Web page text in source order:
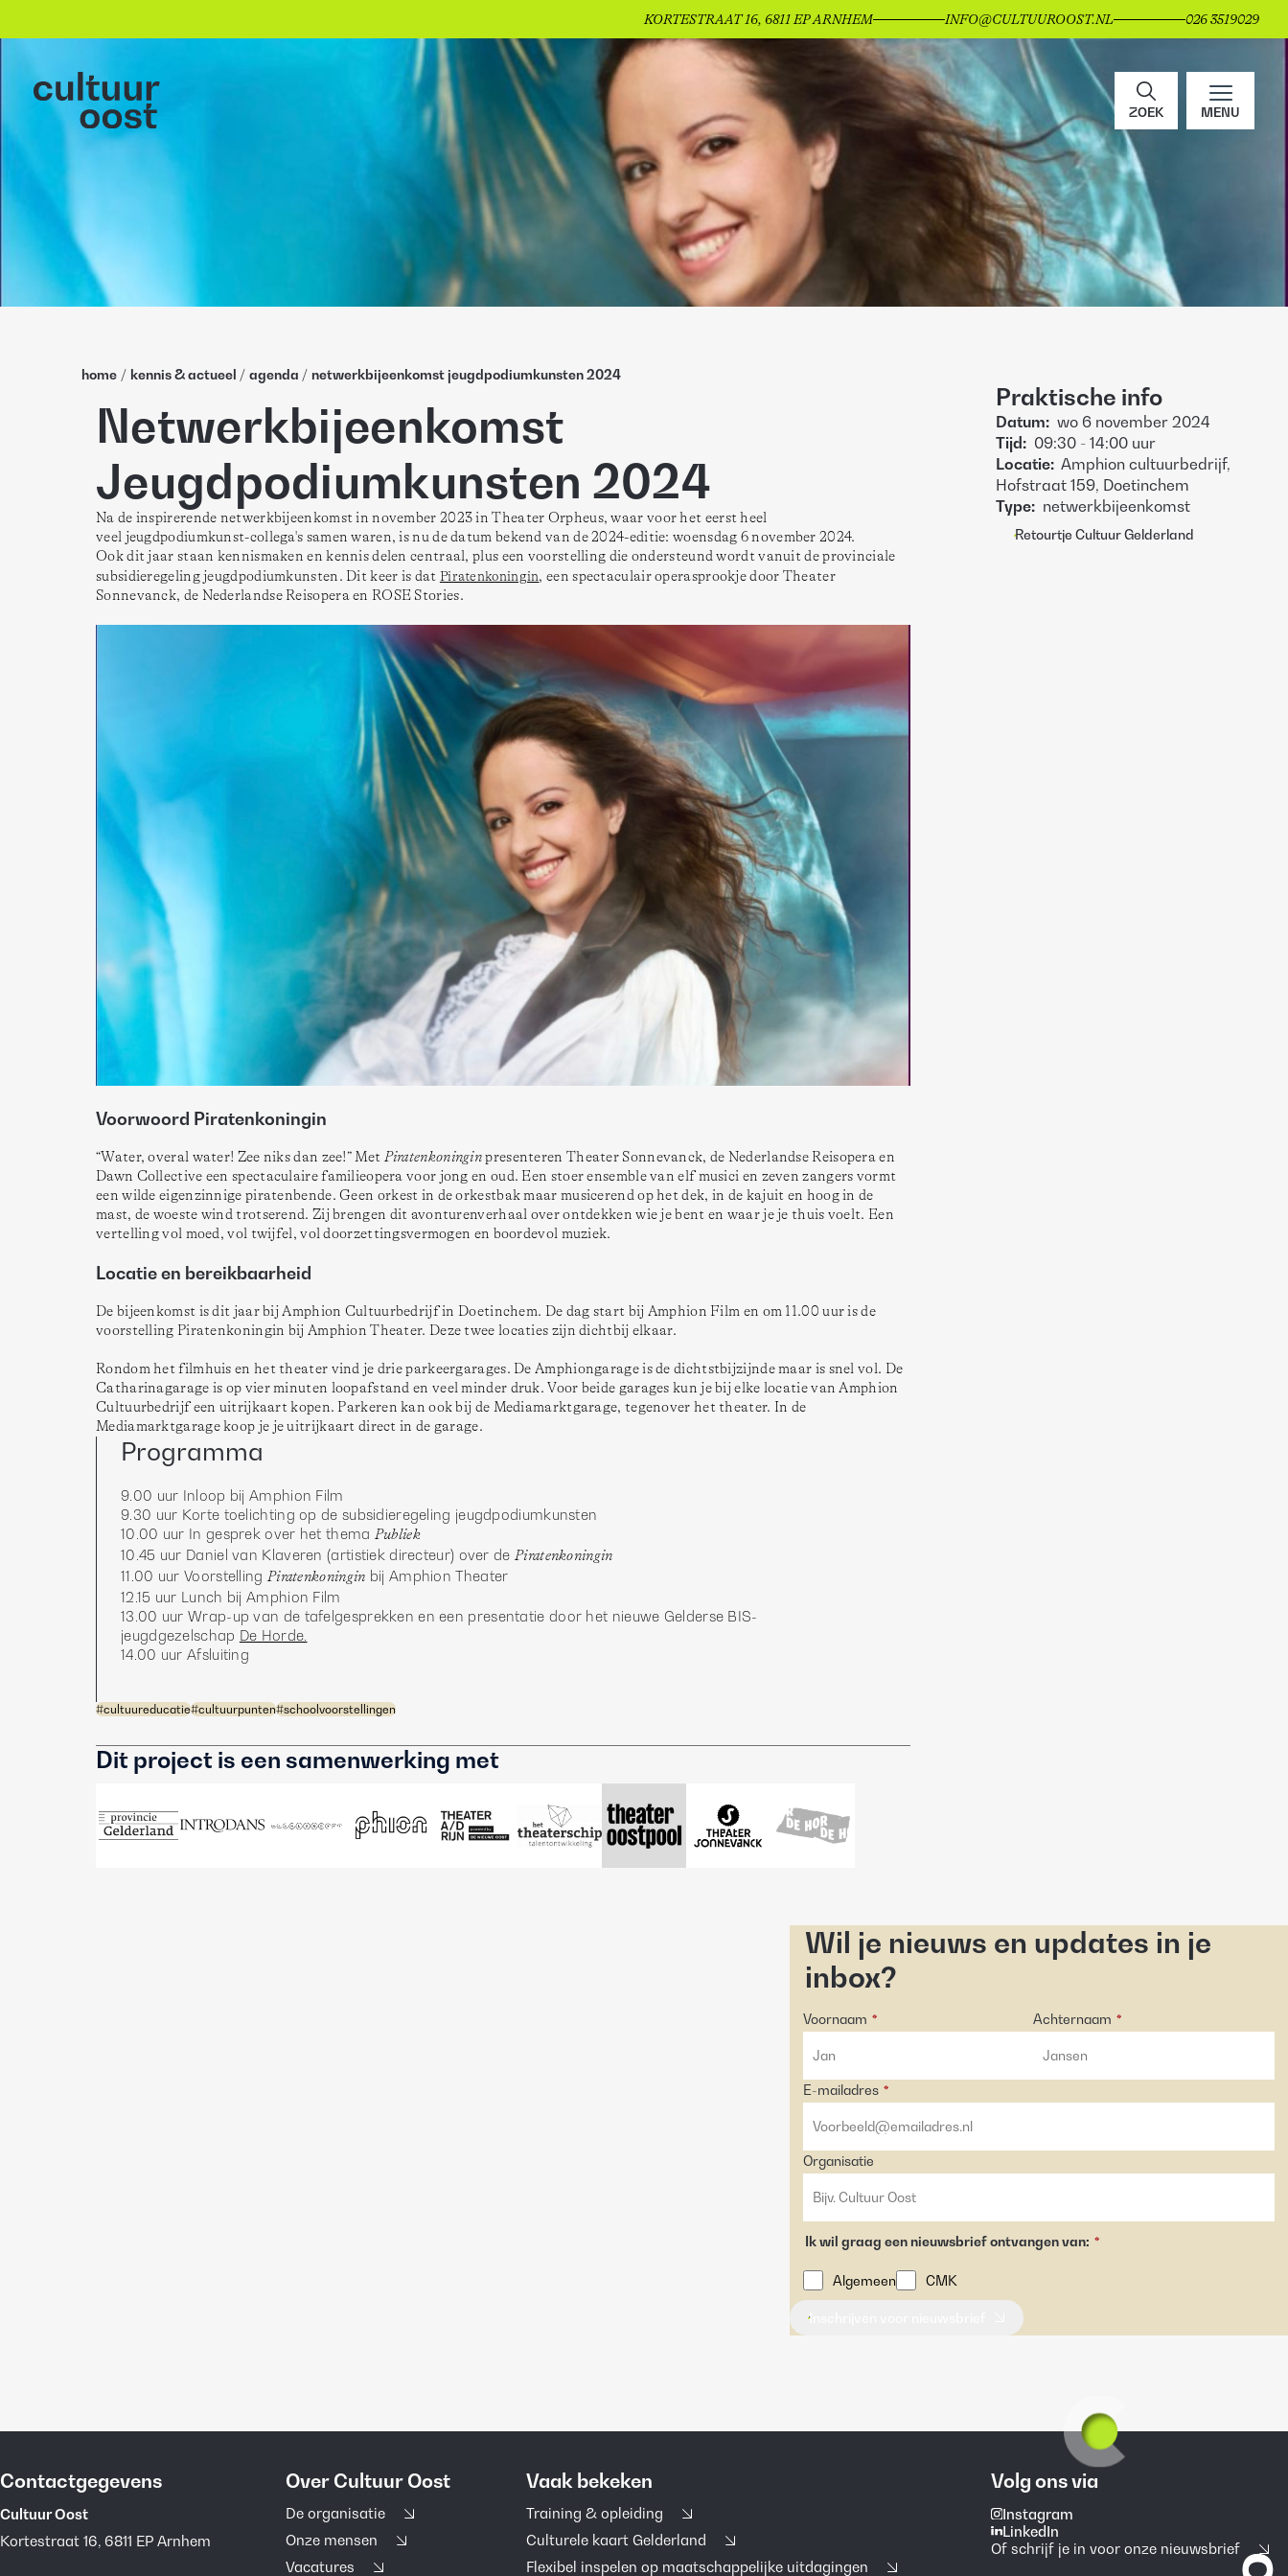
KORTESTRAAT 16, 6811 EP ARNHEM INFO@CULTUUROOST.NL 026 3519029
ZOEK MENU
home / kennis & actueel / agenda / netwerkbijeenkomst jeugdpodiumkunsten 2024
Netwerkbijeenkomst
Jeugdpodiumkunsten 2024
Na de inspirerende netwerkbijeenkomst in november 2023 in Theater Orpheus, waar voor het eerst heel
veel jeugdpodiumkunst-collega's samen waren, is nu de datum bekend van de 2024-editie: woensdag 6 november 2024.
Ook dit jaar staan kennismaken en kennis delen centraal, plus een voorstelling die ondersteund wordt vanuit de provinciale
subsidieregeling jeugdpodiumkunsten. Dit keer is dat Piratenkoningin, een spectaculair operasprookje door Theater
Sonnevanck, de Nederlandse Reisopera en ROSE Stories.
Voorwoord Piratenkoningin
“Water, overal water! Zee niks dan zee!” Met Piratenkoningin presenteren Theater Sonnevanck, de Nederlandse Reisopera en
Dawn Collective een spectaculaire familieopera voor jong en oud. Een stoer ensemble van elf musici en zeven zangers vormt
een wilde eigenzinnige piratenbende. Geen orkest in de orkestbak maar musicerend op het dek, in de kajuit en hoog in de
mast, de woeste wind trotserend. Zij brengen dit avonturenverhaal over ontdekken wie je bent en waar je je thuis voelt. Een
vertelling vol moed, vol twijfel, vol doorzettingsvermogen en boordevol muziek.
Locatie en bereikbaarheid
De bijeenkomst is dit jaar bij Amphion Cultuurbedrijf in Doetinchem. De dag start bij Amphion Film en om 11.00 uur is de
voorstelling Piratenkoningin bij Amphion Theater. Deze twee locaties zijn dichtbij elkaar.
Rondom het filmhuis en het theater vind je drie parkeergarages. De Amphiongarage is de dichtstbijzijnde maar is snel vol. De
Catharinagarage is op vier minuten loopafstand en veel minder druk. Voor beide garages kun je bij elke locatie van Amphion
Cultuurbedrijf een uitrijkaart kopen. Parkeren kan ook bij de Mediamarktgarage, tegenover het theater. In de
Programma
9.00 uur Inloop bij Amphion Film
9.30 uur Korte toelichting op de subsidieregeling jeugdpodiumkunsten
10.00 uur In gesprek over het thema Publiek
10.45 uur Daniel van Klaveren (artistiek directeur) over de Piratenkoningin
11.00 uur Voorstelling Piratenkoningin bij Amphion Theater
12.15 uur Lunch bij Amphion Film
13.00 uur Wrap-up van de tafelgesprekken en een presentatie door het nieuwe Gelderse BIS-
jeugdgezelschap De Horde.
14.00 uur Afsluiting
#cultuureducatie#cultuurpunten#schoolvoorstellingen
Dit project is een samenwerking met
Praktische info
Datum: wo 6 november 2024
Tijd : 09:30 - 14:00 uur
Locatie: Amphion cultuurbedrijf,
Hofstraat 159, Doetinchem
Type: netwerkbijeenkomst
Retourtje Cultuur Gelderland
Wil je nieuws en updates in je
inbox?
Voornaam * Achternaam *
E-mailadres *
Organisatie
Ik wil graag een nieuwsbrief ontvangen van: *
Algemeen CMK
Inschrijven voor nieuwsbrief
Contactgegevens
Cultuur Oost
Kortestraat 16, 6811 EP Arnhem
Over Cultuur Oost
De organisatie
Onze mensen
Vacatures
Vaak bekeken
Training & opleiding
Culturele kaart Gelderland
Flexibel inspelen op maatschappelijke uitdagingen
Volg ons via
Instagram
LinkedIn
Of schrijf je in voor onze nieuwsbrief